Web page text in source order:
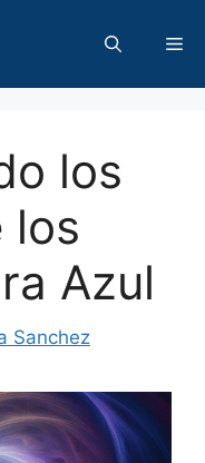
los
los
Azul
Sanchez